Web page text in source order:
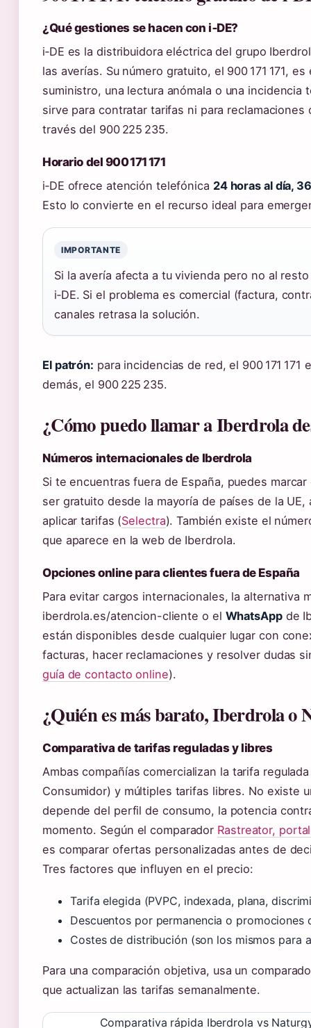
¿Qué gestiones se hacen con i‑DE?
i‑DE es la distribuidora eléctrica del grupo
las averías. Su número gratuito, el 900 171 171,
suministro, una lectura anómala o una incidencia
sirve para contratar tarifas ni para
través del 900 225 235.
Horario del 900 171 171
i‑DE ofrece atención telefónica 24 horas al día,
Esto lo convierte en el recurso ideal para
IMPORTANTE
Si la avería afecta a tu vivienda pero no al
i‑DE. Si el problema es comercial (factura,
canales retrasa la solución.
El patrón: para incidencias de red, el 900 171
demás, el 900 225 235.
¿Cómo puedo llamar a Iberdrola
Números internacionales de Iberdrola
Si te encuentras fuera de España, puedes
ser gratuito desde la mayoría de países de la
aplicar tarifas (Selectra). También existe el
que aparece en la web de Iberdrola.
Opciones online para clientes fuera de España
Para evitar cargos internacionales, la alternativa
iberdrola.es/atencion-cliente o el WhatsAppde
están disponibles desde cualquier lugar con
facturas, hacer reclamaciones y resolver dudas
guía de contacto online).
¿Quién es más barato, Iberdrola o
Comparativa de tarifas reguladas y libres
Ambas compañías comercializan la tarifa
Consumidor) y múltiples tarifas libres. No existe
depende del perfil de consumo, la potencia
momento. Según el comparador Rastreator,
es comparar ofertas personalizadas antes de
Tres factores que influyen en el precio:
Tarifa elegida (PVPC, indexada, plana,
Descuentos por permanencia o promociones
Costes de distribución (son los mismos para
Para una comparación objetiva, usa un
que actualizan las tarifas semanalmente.
Comparativa rápida Iberdrola vs